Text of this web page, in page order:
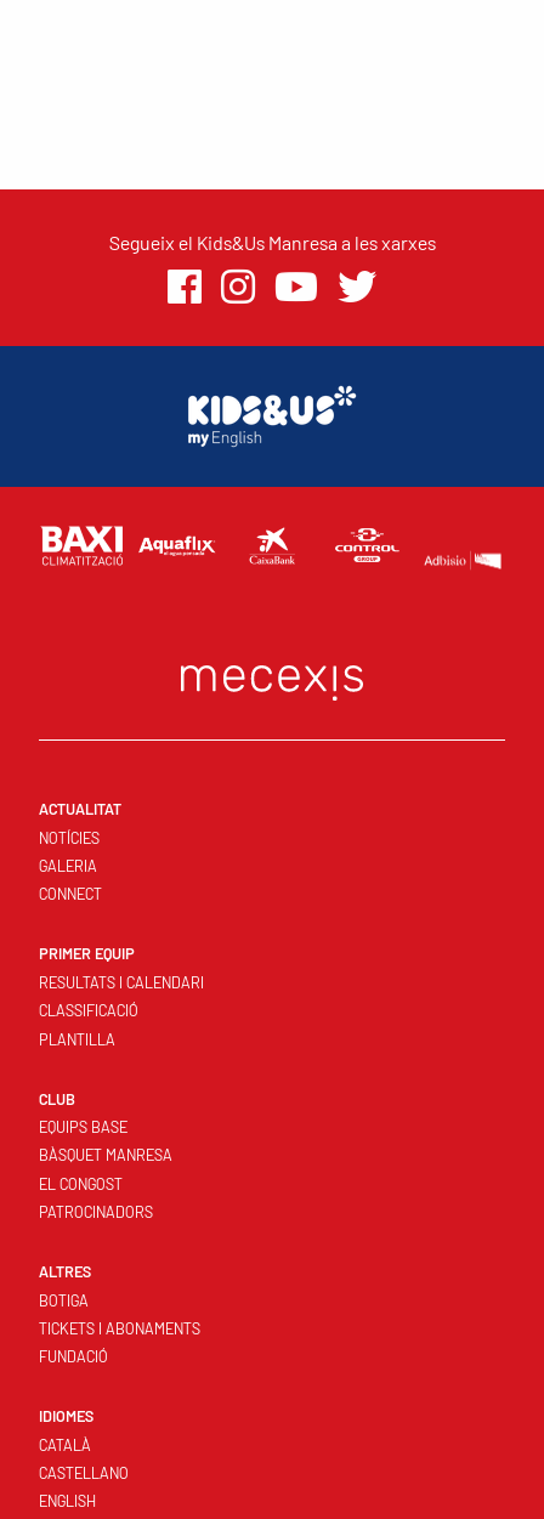
Segueix el Kids&Us Manresa a les xarxes
ACTUALITAT
NOTÍCIES
GALERIA
CONNECT
PRIMER EQUIP
RESULTATS I CALENDARI
CLASSIFICACIÓ
PLANTILLA
CLUB
EQUIPS BASE
BÀSQUET MANRESA
EL CONGOST
PATROCINADORS
ALTRES
BOTIGA
TICKETS I ABONAMENTS
FUNDACIÓ
IDIOMES
CATALÀ
CASTELLANO
ENGLISH